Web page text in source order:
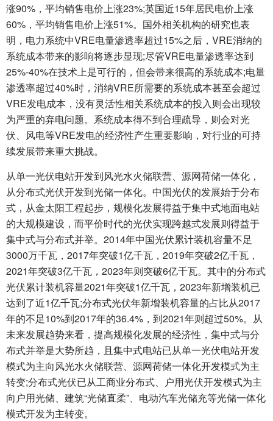
涨90%，平均销售电价上涨23%;英国近15年居民电价上涨
60%，平均销售电价上涨51%。国外相关机构的研究也表
明，电力系统中VRE电量渗透率超过15%之后，VRE消纳的
系统成本带来的影响将逐步显现;尽管VRE电量渗透率达到
25%-40%在技术上是可行的，但会带来很高的系统成本;电量
渗透率超过40%时，消纳VRE所需要的系统成本甚至会超过
VRE发电成本，没有灵活性相关系统成本的投入则会出现较
为严重的弃电问题。系统成本得不到合理疏导，则会对光
伏、风电等VRE发电的经济性产生重要影响，对行业的可持
续发展带来重大挑战。
从单一光伏电站开发到风光水火储联营、源网荷储一体化，
从分布式光伏开发到光储一体化。中国光伏的发展始于分布
式，从金太阳工程起步，规模化发展得益于集中式地面电站
的大规模建设，而平价时代的光伏实现跨越式发展则得益于
集中式与分布式并举。2014年中国光伏累计装机容量不足
3000万千瓦，2017年突破1亿千瓦，2019年突破2亿千瓦，
2021年突破3亿千瓦，2023年则突破6亿千瓦。其中的分布式
光伏累计装机容量2021年突破1亿千瓦，2023年新增装机已
达到了近1亿千瓦;分布式光伏年新增装机容量的占比从2017
年的不足10%到2017年的36.4%，到2021年则超过50%。从
未来发展趋势来看，提高规模化发展的经济性，集中式与分
布式并举是大势所趋，且集中式电站已从单一光伏电站开发
模式为主向风光水火储联营、源网荷储一体化开发模式为主
转变;分布式光伏已从工商业分布式、户用光伏开发模式为主
向户用光储、建筑“光储直柔”、电动汽车光储充等光储一体化
模式开发为主转变。